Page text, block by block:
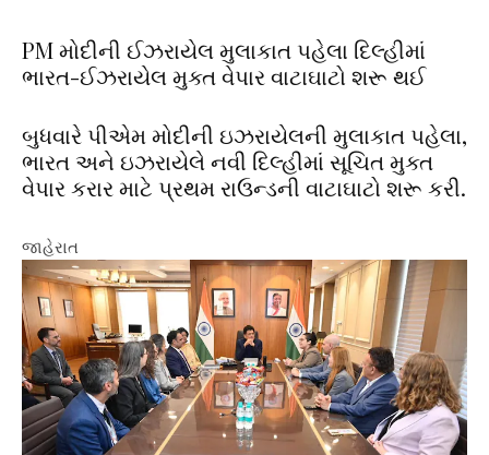
PM મોદીની ઈઝરાયેલ મુલાકાત પહેલા દિલ્હીમાં
ભારત-ઈઝરાયેલ મુક્ત વેપાર વાટાઘાટો શરૂ થઈ
બુધવારે પીએમ મોદીની ઇઝરાયેલની મુલાકાત પહેલા,
ભારત અને ઇઝરાયેલે નવી દિલ્હીમાં સૂચિત મુક્ત
વેપાર કરાર માટે પ્રથમ રાઉન્ડની વાટાઘાટો શરૂ કરી.
જાહેરાત